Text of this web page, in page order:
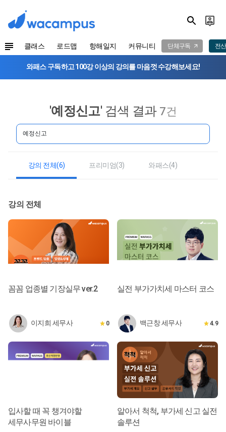
클래스 로드맵 항해일지 커뮤니티 단체구독 전
와패스 구독하고 100강 이상의 강의를 마음껏 수강해보세요!
'예정신고' 검색 결과 7건
강의 전체(6) 프리미엄(3) 와패스(4)
강의 전체
꼼꼼 업종별 기장실무 ver.2
이지희 세무사 0
실전 부가가치세 마스터 코스
백근창 세무사 4.9
입사할 때 꼭 챙겨야할
세무사무원 바이블
알아서 척척, 부가세 신고 실전
솔루션